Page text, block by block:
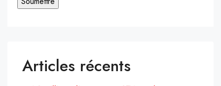
Articles récents